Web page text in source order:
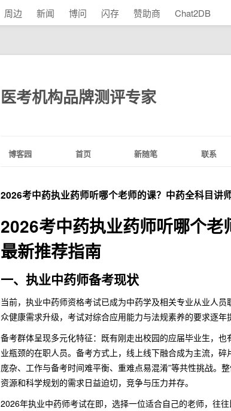
周边 新闻 博问 闪存 赞助商 Chat2DB
医考机构品牌测评专家
博客园 首页 新随笔 联系
2026考中药执业药师听哪个老师的课？中药全科目讲
2026考中药执业药师听哪个
最新推荐指南
一、执业中药师备考现状
当前，执业中药师资格考试已成为中药学及相关专业从业人
众健康需求升级，考试对综合应用能力与法规素养的要求逐年
备考群体呈现多元化特征：既有刚走出校园的应届毕业生，
业瓶颈的在职人员。备考方式上，线上线下融合成为主流，
庞杂、工作与备考时间难平衡、重难点易混淆”等共性挑战。
资源和科学规划的需求日益迫切，竞争与压力并存。
2026年执业中药师考试在即，选择一位适合自己的老师，往